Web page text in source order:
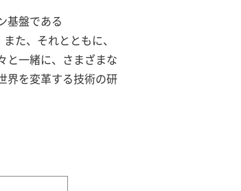
基盤である
た、それとともに、
と一緒に、さまざまな
界を変革する技術の研